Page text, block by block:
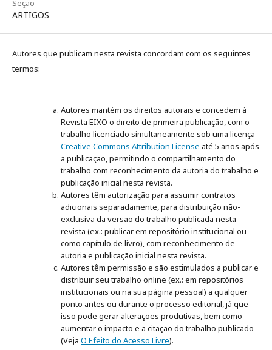
Seção
ARTIGOS
Autores que publicam nesta revista concordam com os seguintes
termos:
Autores mantém os direitos autorais e concedem à
Revista EIXO o direito de primeira publicação, com o
trabalho licenciado simultaneamente sob uma licença
Creative Commons Attribution License até 5 anos após
a publicação, permitindo o compartilhamento do
trabalho com reconhecimento da autoria do trabalho e
publicação inicial nesta revista.
Autores têm autorização para assumir contratos
adicionais separadamente, para distribuição não-
exclusiva da versão do trabalho publicada nesta
revista (ex.: publicar em repositório institucional ou
como capítulo de livro), com reconhecimento de
autoria e publicação inicial nesta revista.
Autores têm permissão e são estimulados a publicar e
distribuir seu trabalho online (ex.: em repositórios
institucionais ou na sua página pessoal) a qualquer
ponto antes ou durante o processo editorial, já que
isso pode gerar alterações produtivas, bem como
aumentar o impacto e a citação do trabalho publicado
(Veja O Efeito do Acesso Livre).